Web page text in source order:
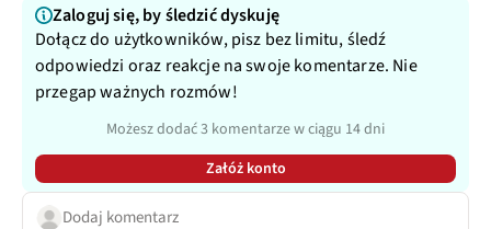
Zaloguj się, by śledzić dyskuję
Dołącz do użytkowników, pisz bez limitu, śledź
odpowiedzi oraz reakcje na swoje komentarze. Nie
przegap ważnych rozmów!
Możesz dodać 3 komentarze w ciągu 14 dni
Załóż konto
Dodaj komentarz